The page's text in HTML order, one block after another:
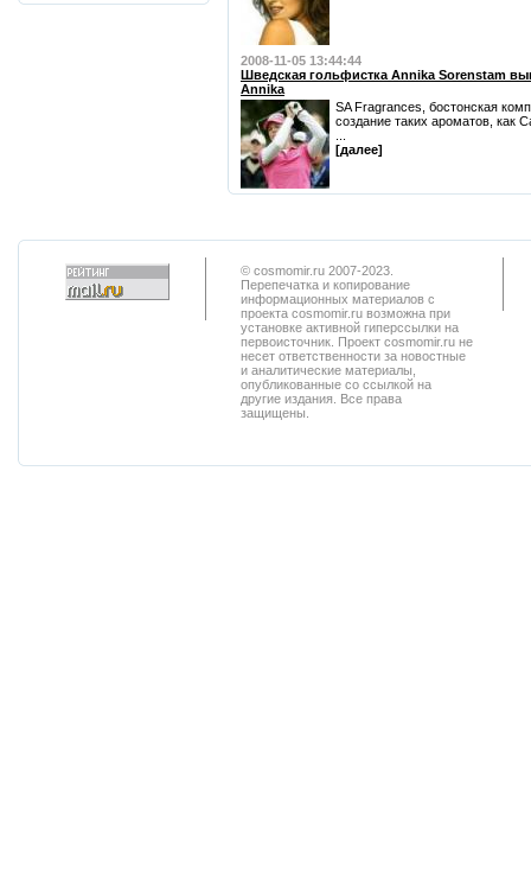
2008-11-05 13:44:44
Шведская гольфистка Annika Sorenstam
Annika
SA Fragrances, бостонская
создание таких ароматов, как
[далее]
© cosmomir.ru 2007-2023.
Перепечатка и копирование
информационных материалов с
проекта cosmomir.ru возможна при
установке активной гиперссылки на
первоисточник. Проект cosmomir.ru не
несет ответственности за новостные
и аналитические материалы,
опубликованные со ссылкой на
другие издания. Все права
защищены.